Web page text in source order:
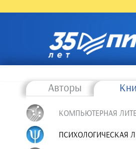
Авторы
КОМПЬЮТЕРНАЯ
ПСИХОЛОГИЧЕСКАЯ